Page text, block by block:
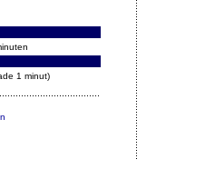
1 minut)